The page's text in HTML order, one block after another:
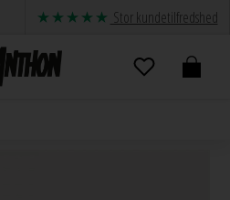
Stor kundetilfredshed